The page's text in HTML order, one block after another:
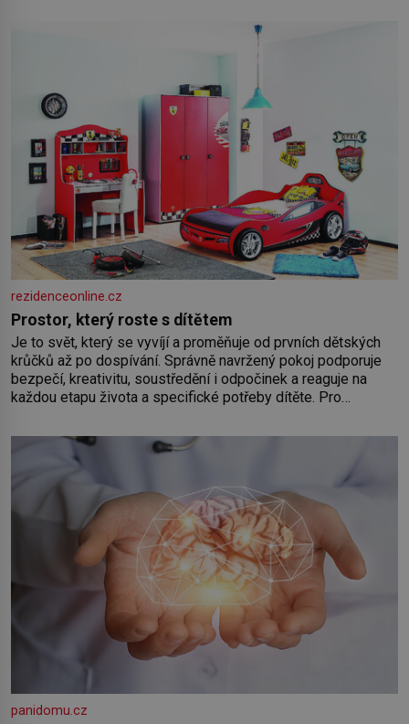
rezidenceonline.cz
Prostor, který roste s dítětem
Je to svět, který se vyvíjí a proměňuje od prvních dětských
krůčků až po dospívání. Správně navržený pokoj podporuje
bezpečí, kreativitu, soustředění i odpočinek a reaguje na
každou etapu života a specifické potřeby dítěte. Pro
by pokoj miminka měl působit především klidně a útulně.
Předškolní věk je
panidomu.cz